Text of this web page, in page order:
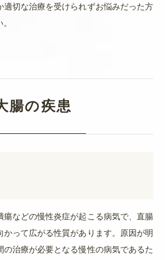
適切な治療を受けられずお悩みだった方
腸の疾患
瘍などの慢性炎症が起こる病気で、直腸
って広がる性質があります。原因が明
治療が必要となる慢性の病気であるた